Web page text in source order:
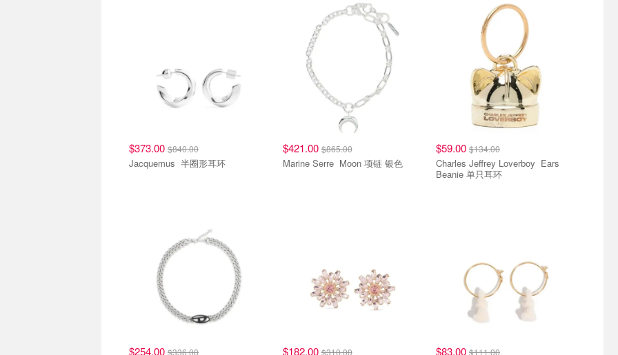
$373.00 $840.00
Jacquemus 半圈形耳环
$421.00$865.00
Marine Serre Moon 项链 银色
$59.00 $134.00
Charles Jeffrey Loverboy Ears
Beanie 单只耳环
$254.00 $336.00 $182.00$310.00 $83.00 $111.00